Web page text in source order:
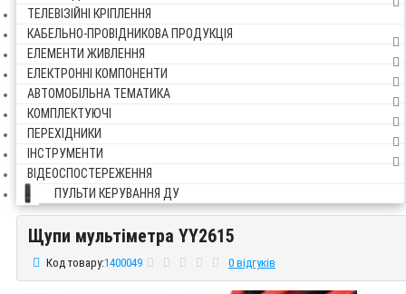
ТЕЛЕВІЗІЙНІ КРІПЛЕННЯ
КАБЕЛЬНО-ПРОВІДНИКОВА ПРОДУКЦІЯ
ЕЛЕМЕНТИ ЖИВЛЕННЯ
ЕЛЕКТРОННІ КОМПОНЕНТИ
АВТОМОБІЛЬНА ТЕМАТИКА
КОМПЛЕКТУЮЧІ
ПЕРЕХІДНИКИ
ІНСТРУМЕНТИ
ВІДЕОСПОСТЕРЕЖЕННЯ
ПУЛЬТИ КЕРУВАННЯ ДУ
Щупи мультіметра YY2615
Щупи мультіметра YY2615
Код товару:1400049 0 відгуків